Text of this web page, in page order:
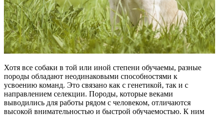
Хотя все собаки в той или иной степени обучаемы, разные
породы обладают неодинаковыми способностями к
усвоению команд. Это связано как с генетикой, так и с
направлением селекции. Породы, которые веками
выводились для работы рядом с человеком, отличаются
высокой внимательностью и быстрой обучаемостью. К ним